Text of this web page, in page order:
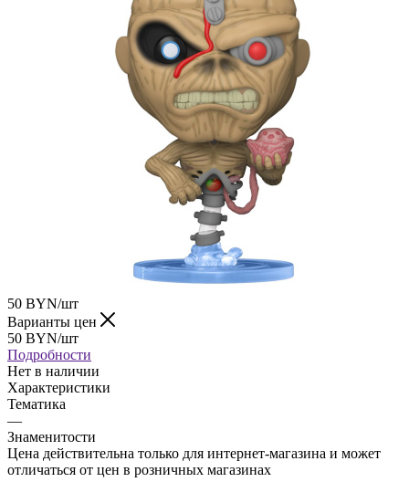
50 BYN/шт
Варианты цен
50 BYN/шт
Подробности
Нет в наличии
Характеристики
Тематика
—
Знаменитости
Цена действительна только для интернет-магазина и может
отличаться от цен в розничных магазинах